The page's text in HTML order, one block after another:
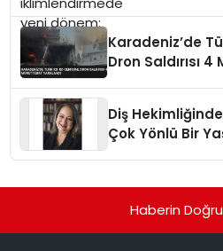
Karadeniz’de
Dron Saldırısı
Diş
Çok Yönlü Bir
Haberin